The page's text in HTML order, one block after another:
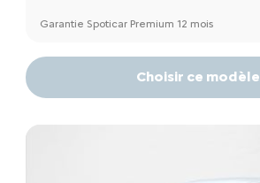
Garantie Spoticar Premium 12 mois
Choisir ce modèle